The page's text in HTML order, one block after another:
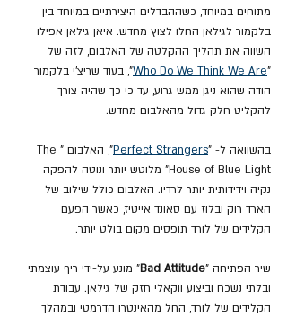
מתוחים במיוחד, כשההבדלים היצירתיים במיוחד בין
בלקמור לגילאן החלו לצוץ מחדש. איאן גילאן אפילו
השווה את תהליך ההקלטה של האלבום, לזה של ​​
"
Who Do We Think We Are", בעוד שריצ'י בלקמור
הודה שהוא ניגן ממש גרוע, עד כי כך שהיה צורך
להקליט חלק גדול מהאלבום מחדש.
בהשוואה ל- "Perfect Strangers
", האלבום "The
House of Blue Light" מלוטש יותר ונוטה להפקה
נקיה וידידותית יותר לרדיו. האלבום כולל שילוב של
הארד רוק ובלוז עם סאונד אייטיז, כאשר הפעם
הקלידים של לורד תופסים מקום בולט יותר.
שיר הפתיחה "Bad Attitude" מונע על-ידי ריף עוצמתי
ובלתי נשכח וביצוע ווקאלי חזק של גילאן. עבודת
הקלידים של לורד, החל מהאינטרו הדרמטי ובמהלך